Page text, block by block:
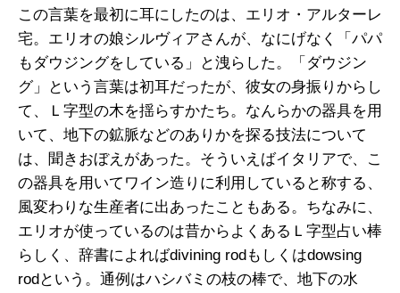
この言葉を最初に耳にしたのは、エリオ・アルターレ
宅。エリオの娘シルヴィアさんが、なにげなく「パパ
もダウジングをしている」と洩らした。「ダウジン
グ」という言葉は初耳だったが、彼女の身振りからし
て、Ｌ字型の木を揺らすかたち。なんらかの器具を用
いて、地下の鉱脈などのありかを探る技法について
は、聞きおぼえがあった。そういえばイタリアで、こ
の器具を用いてワイン造りに利用していると称する、
風変わりな生産者に出あったこともある。ちなみに、
エリオが使っているのは昔からよくあるＬ字型占い棒
らしく、辞書によればdivining rodもしくはdowsing
rodという。通例はハシバミの枝の棒で、地下の水